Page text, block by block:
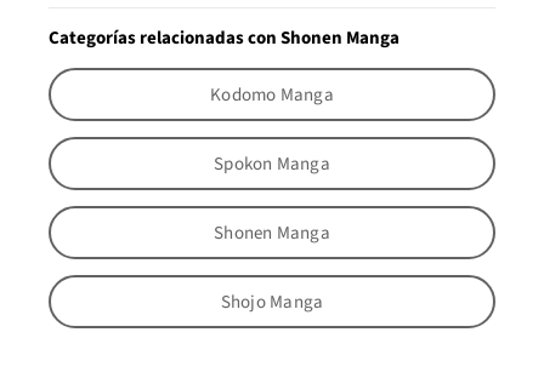
Categorías relacionadas con Shonen Manga
Kodomo Manga
Spokon Manga
Shonen Manga
Shojo Manga